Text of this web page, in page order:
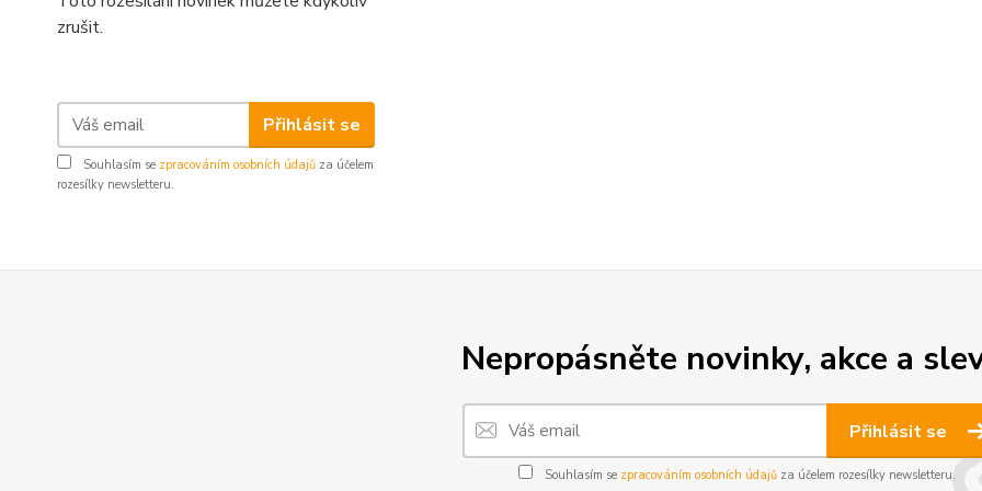
zrušit.
Přihlásit se
Souhlasím se zpracováním osobních údajů za účelem
rozesílky newsletteru.
Nepropásněte novinky, akce a
Přihlásit se
Souhlasím se zpracováním osobních údajůza účelem rozesílky newsletteru.